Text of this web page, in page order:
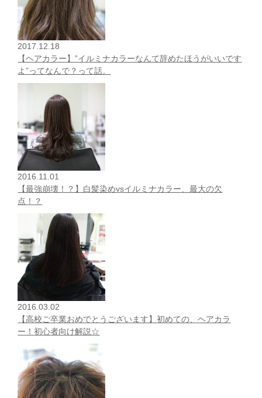
2017.12.18
【ヘアカラー】”イルミナカラーなんて辞めたほうがいいです
よ”ってなんで？って話。
2016.11.01
【最強崩壊！？】白髪染めvsイルミナカラー、最大の欠
点！？
2016.03.02
【高校ご卒業おめでとうございます】初めての、ヘアカラ
ー！初心者向け解説☆